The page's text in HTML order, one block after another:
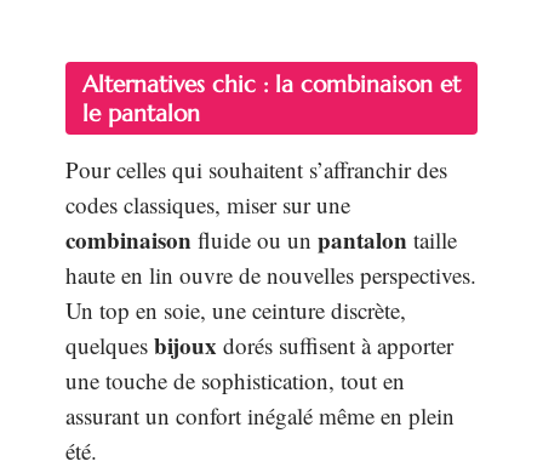
Alternatives chic : la combinaison et
le pantalon
Pour celles qui souhaitent s’affranchir des
codes classiques, miser sur une
combinaison fluide ou un pantalon taille
haute en lin ouvre de nouvelles perspectives.
Un top en soie, une ceinture discrète,
quelques bijoux dorés suffisent à apporter
une touche de sophistication, tout en
assurant un confort inégalé même en plein
été.